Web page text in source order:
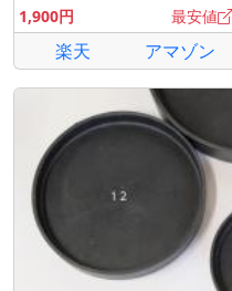
1,900円
最安値
楽天 アマゾン